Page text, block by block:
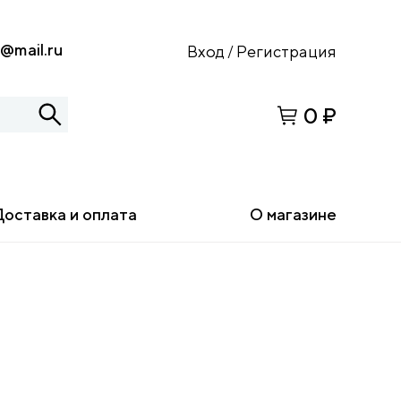
Вход / Регистрация
0 ₽
и оплата О магазине